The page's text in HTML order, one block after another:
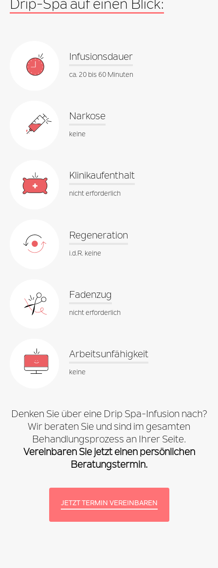
Vorerkrankungen erhöhen den Bedarf. In der Regel
reicht aberein Behandlungszyklus mit fünf bis zehn
Drip-Spa auf einen Blick:
Infusionsdauer
ca. 20 bis 60 Minuten
Narkose
keine
Klinikaufenthalt
nicht erforderlich
Regeneration
i.d.R. keine
Fadenzug
nicht erforderlich
Arbeitsunfähigkeit
keine
Denken Sie über eine Drip Spa-Infusion nach?
Wir beraten Sie und sind im gesamten
Behandlungsprozess an Ihrer Seite.
Vereinbaren Sie jetzt einen persönlichen
Beratungstermin.
JETZT TERMIN VEREINBAREN